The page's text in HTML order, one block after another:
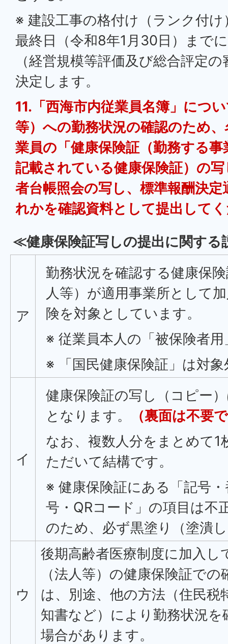
※ 建設工事の格付け（ランク付
最終日（令和8年1月30日）まで
（経営規模等評価及び総合評定
決定します。
11.「西海市内従業員名簿」につ
等）への勤務状況の確認のため
業員の「健康保険証（勤務する
記載されている健康保険証）の
者台帳照会の写し、標準報酬決
れかを確認資料として提出して
≪健康保険証写しの提出に関す
ア
勤務状況を確認する健康保
人等）が適用事業所として
険を対象としています。
※ 従業員本人の「被保険者
※ 「国民健康保険証」は対
イ
健康保険証の写し（コピー
となります。
（裏面は不要
なお、複数人分をまとめて1
ただいて結構です。
※ 健康保険証にある「記号
号・QRコード」の項目は不
のため、必ず黒塗り（塗潰
ウ
後期高齢者医療制度に加入し
（法人等）の健康保険証で
は、別途、他の方法（住民税
知書など）により勤務状況
場合があります。